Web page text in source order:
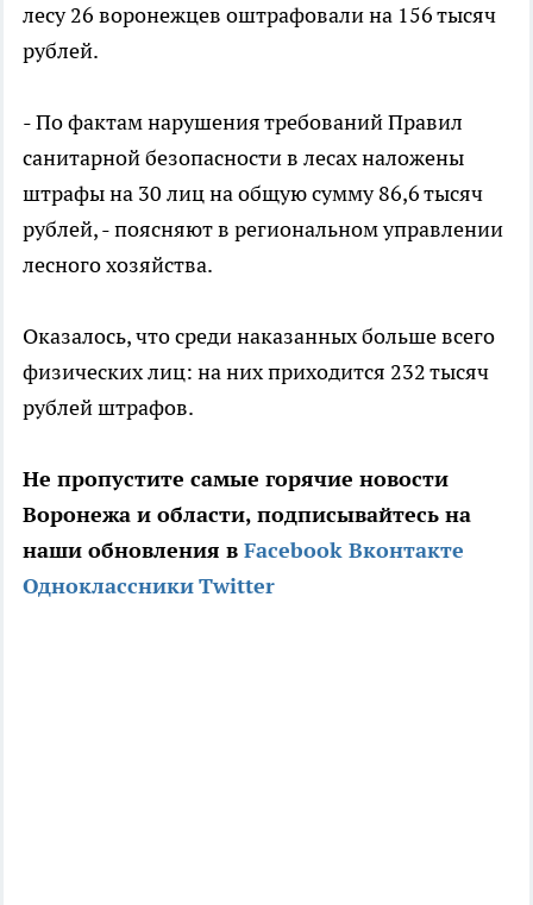
лесу 26 воронежцев оштрафовали на 156 тысяч
рублей.
- По фактам нарушения требований Правил
санитарной безопасности в лесах наложены
штрафы на 30 лиц на общую сумму 86,6 тысяч
рублей, - поясняют в региональном управлении
лесного хозяйства.
Оказалось, что среди наказанных больше всего
физических лиц: на них приходится 232 тысяч
рублей штрафов.
Не пропустите самые горячие новости
Воронежа и области, подписывайтесь на
наши обновления в Facebook Вконтакте
ОдноклассникиTwitter